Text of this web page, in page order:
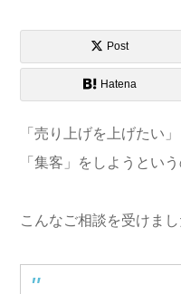
Post
Hatena
「売り上げを上げたい
「集客」をしようとい
こんなご相談を受けまし